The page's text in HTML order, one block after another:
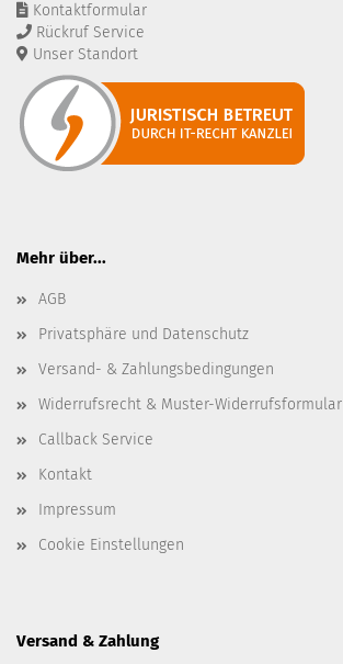
Kontaktformular
Rückruf Service
Unser Standort
Mehr über...
AGB
Privatsphäre und Datenschutz
Versand- & Zahlungsbedingungen
Widerrufsrecht & Muster-Widerrufsformular
Callback Service
Kontakt
Impressum
Cookie Einstellungen
Versand & Zahlung